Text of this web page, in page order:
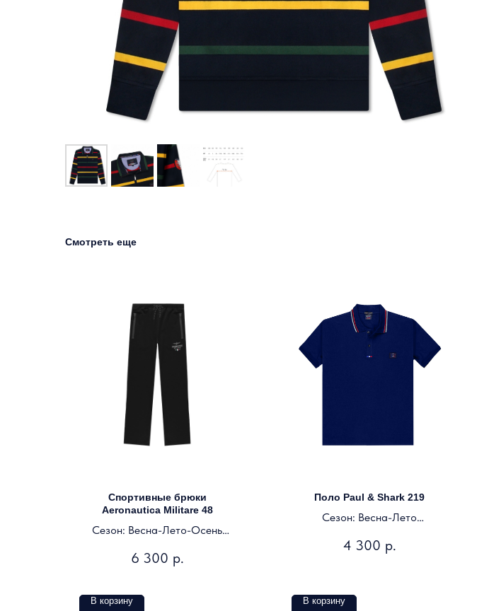
Смотреть еще
Спортивные брюки
Aeronautica Militare 48
Сезон: Весна-Лето-Осень
6 300 р.
В корзину
Поло Paul & Shark 219
Сезон: Весна-Лето
4 300 р.
В корзину